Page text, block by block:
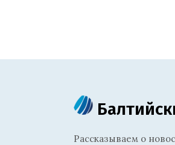
Рассказываем о